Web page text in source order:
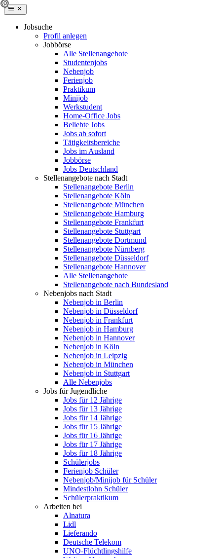
Jobsuche
Profil anlegen
Jobbörse
Alle Stellenangebote
Studentenjobs
Nebenjob
Ferienjob
Praktikum
Minijob
Werkstudent
Home-Office Jobs
Beliebte Jobs
Jobs ab sofort
Tätigkeitsbereiche
Jobs im Ausland
Jobbörse
Jobs Deutschland
Stellenangebote nach Stadt
Stellenangebote Berlin
Stellenangebote Köln
Stellenangebote München
Stellenangebote Hamburg
Stellenangebote Frankfurt
Stellenangebote Stuttgart
Stellenangebote Dortmund
Stellenangebote Nürnberg
Stellenangebote Düsseldorf
Stellenangebote Hannover
Alle Stellenangebote
Stellenangebote nach Bundesland
Nebenjobs nach Stadt
Nebenjob in Berlin
Nebenjob in Düsseldorf
Nebenjob in Frankfurt
Nebenjob in Hamburg
Nebenjob in Hannover
Nebenjob in Köln
Nebenjob in Leipzig
Nebenjob in München
Nebenjob in Stuttgart
Alle Nebenjobs
Jobs für Jugendliche
Jobs für 12 Jährige
Jobs für 13 Jährige
Jobs für 14 Jährige
Jobs für 15 Jährige
Jobs für 16 Jährige
Jobs für 17 Jährige
Jobs für 18 Jährige
Schülerjobs
Ferienjob Schüler
Nebenjob/Minijob für Schüler
Mindestlohn Schüler
Schülerpraktikum
Arbeiten bei
Alnatura
Lidl
Lieferando
Deutsche Telekom
UNO-Flüchtlingshilfe